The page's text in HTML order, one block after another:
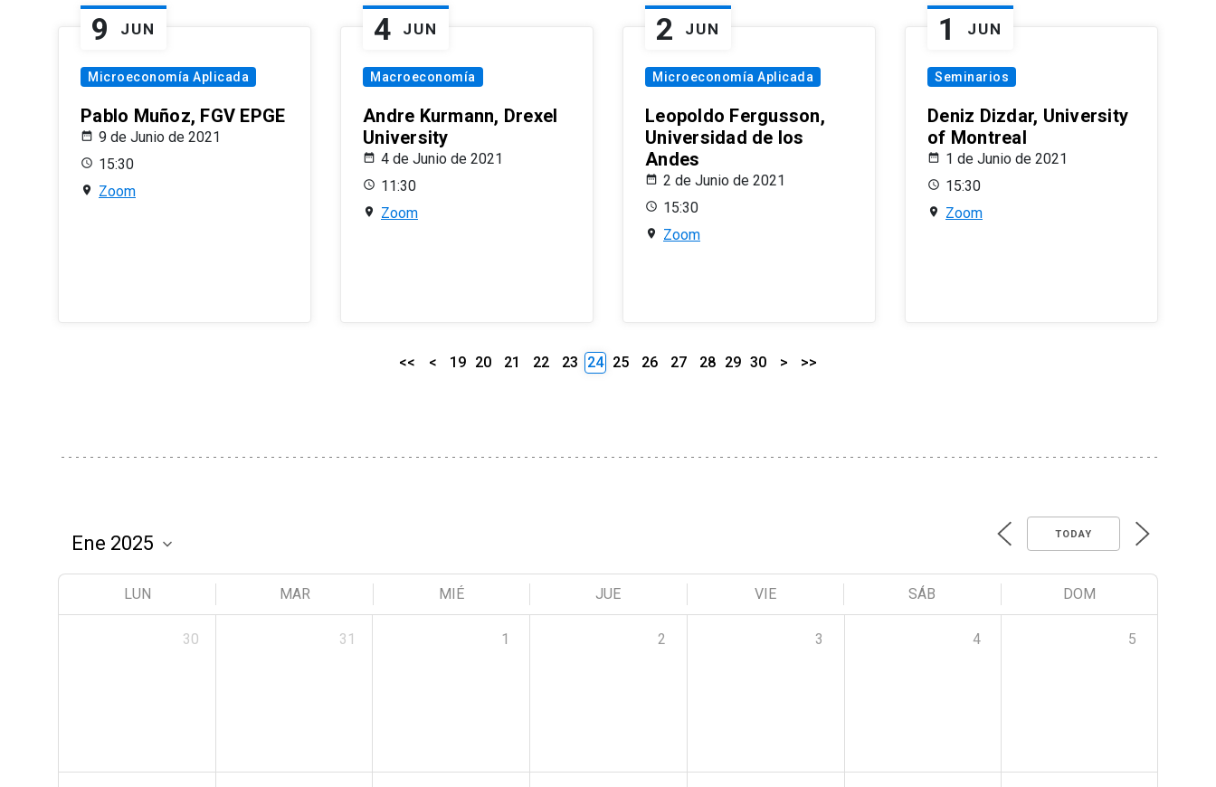
9 JUN
Microeconomía Aplicada
Pablo Muñoz, FGV EPGE
9 de Junio de 2021
15:30
Zoom
4 JUN
Macroeconomía
Andre Kurmann, Drexel
University
4 de Junio de 2021
11:30
Zoom
2 JUN
Microeconomía Aplicada
Leopoldo Fergusson,
Universidad de los
Andes
2 de Junio de 2021
15:30
Zoom
1 JUN
Seminarios
Deniz Dizdar, University
of Montreal
1 de Junio de 2021
15:30
Zoom
<< < 19 20 21 22 23 24 25 26 27 28 29 30 > >>
TODAY
LUN MAR MIÉ JUE VIE SÁB DOM
30 31 1 2 3 4 5